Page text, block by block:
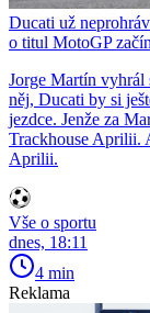
Ducati už
o titul MotoGP
Jorge Martín
něj, Ducati by si
jezdce. Jenže za
Trackhouse Aprilii.
Aprilii.
Vše o sportu
dnes, 18:11
4 min
Reklama